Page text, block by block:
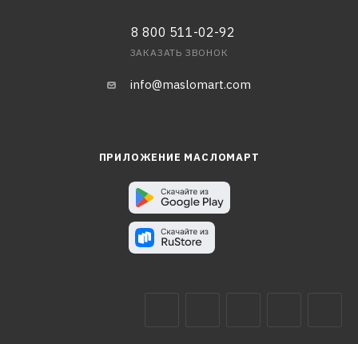
8 800 511-02-92
ЗАКАЗАТЬ ЗВОНОК
info@maslomart.com
ПРИЛОЖЕНИЕ МАСЛОМАРТ